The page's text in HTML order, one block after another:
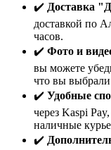
✔️ Доставка
доставкой по
часов.
✔️ Фото и
вы можете
что вы
✔️ Удобные
через Kaspi
наличные
✔️